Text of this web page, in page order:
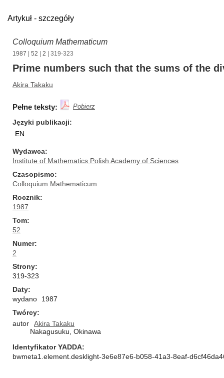
Artykuł - szczegóły
Colloquium Mathematicum
1987 52 2 | 319-323
Prime numbers such that the sums of the
Akira Takaku
Pełne teksty: Pobierz
Języki publikacji
EN
Wydawca
Institute of Mathematics Polish Academy of Sciences
Czasopismo
Colloquium Mathematicum
Rocznik
1987
Tom
52
Numer
2
Strony
319-323
Daty
wydano
1987
Twórcy
autor
Akira Takaku
Nakagusuku, Okinawa
Identyfikator YADDA
bwmeta1.element.desklight-3e6e87e6-b058-41a3-8eaf-